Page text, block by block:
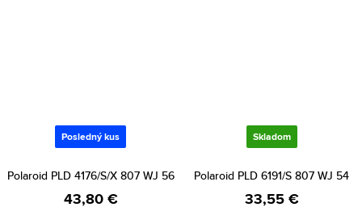
Posledný kus
Polaroid PLD 4176/S/X 807 WJ 56
43,80 €
Skladom
Polaroid PLD 6191/S 807 WJ 54
33,55 €